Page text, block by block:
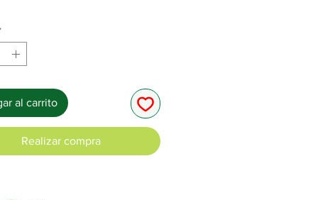
al carrito
Realizar compra